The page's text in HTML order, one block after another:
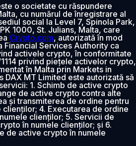
o societate cu răspundere
cu numărul de înregistrare al
social la Level 7, Spinola Park,
1000, St. Julians, Malta, care
Crypto.com, autorizată în mod
Financial Services Authority ca
activele crypto, în conformitate
privind piețele activelor crypto,
în Malta prin Markets in
DAX MT Limited este autorizată să
1. Schimb de active crypto
de active crypto contra alte
și transmiterea de ordine pentru
4. Executarea de ordine
clienților; 5. Servicii de
în numele clienților; și 6.
de active crypto în numele